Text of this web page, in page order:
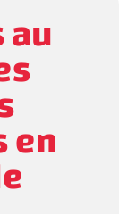
en